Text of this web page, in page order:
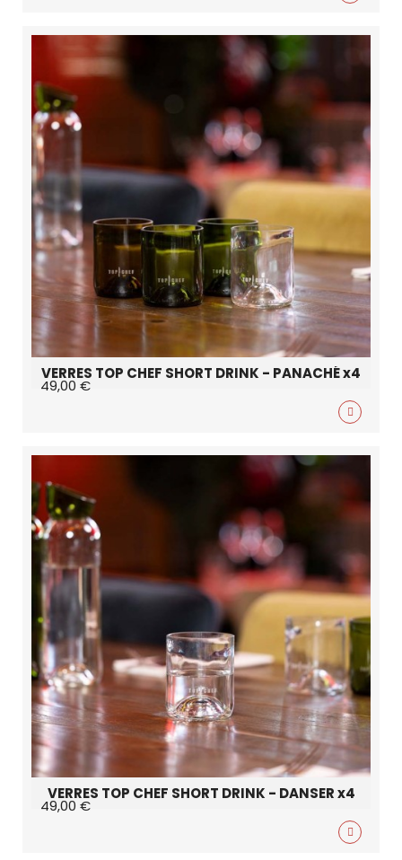
VERRES TOP CHEF SHORT DRINK - PANACHÉ x4
49,00 €
VERRES TOP CHEF SHORT DRINK - DANSER x4
49,00 €